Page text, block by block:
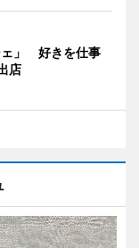
ェ」 好きを仕事
店